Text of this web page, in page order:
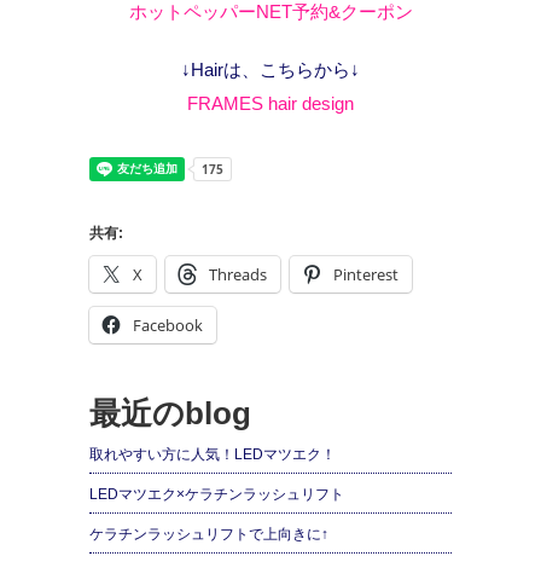
ホットペッパーNET予約&クーポン
↓Hairは、こちらから↓
FRAMES hair design
共有:
X Threads Pinterest
Facebook
最近のblog
取れやすい方に人気！LEDマツエク！
LEDマツエク×ケラチンラッシュリフト
ケラチンラッシュリフトで上向きに↑